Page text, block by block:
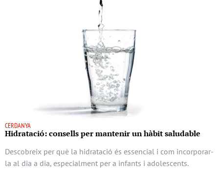
CERDANYA
Hidratació: consells per mantenir un hàbit saludable
Descobreix per què la hidratació és essencial i com incorporar-
la al dia a dia, especialment per a infants i adolescents.